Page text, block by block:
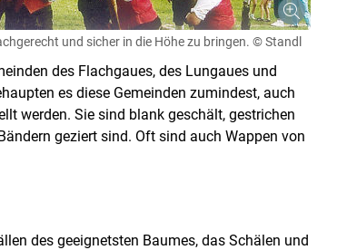
und sicher in die Höhe zu bringen. © Standl
des Flachgaues, des Lungaues und
es diese Gemeinden zumindest, auch
werden. Sie sind blank geschält, gestrichen
geziert sind. Oft sind auch Wappen von
des geeignetsten Baumes, das Schälen und